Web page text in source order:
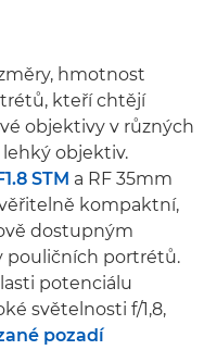
hmotnost
kteří chtějí
objektivy v různých
objektiv.
STM a RF 35mm
kompaktní,
dostupným
pouličních portrétů.
potenciálu
světelnosti f/1,8,
pozadí